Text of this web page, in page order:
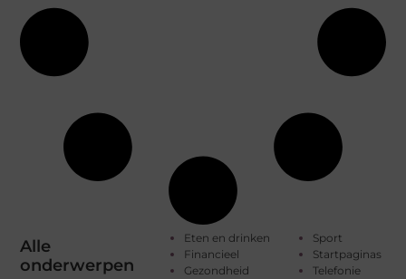
Alle
onderwerpen
Eten en drinken
Financieel
Gezondheid
Sport
Startpaginas
Telefonie